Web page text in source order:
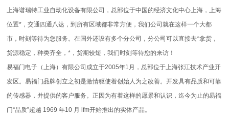
上海谱瑞特工业自动化设备有限公司，总部位于中国的经济文化中心上海，上海
位置*，交通四通八达，到所有区域都非常方便，我们公司就在这样一个大都
市，时刻等待为您服务。在国外还设有多个分公司，分公司可以直接去*拿货，
货源稳定，种类齐全，*，货期较短，我们时刻等待您的来访！
易福门电子（上海）有限公司成立于2005年1月，总部位于上海张江技术产业开
发区。易福门品牌创立之初是激情驱使着创始人为之改善。开发具有品质和可靠
的传感器，并提供的客户服务。正因为有着这样的愿景和认识，迄今为止的易福
门“品质”超越 1969 年10 月 ifm开始推出的实体产品。